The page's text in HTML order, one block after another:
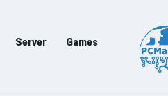
Server Games